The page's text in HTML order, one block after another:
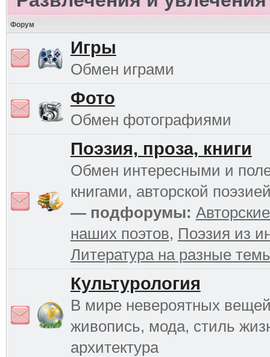
Форум
Игры
Обмен играми
Фото
Обмен фотографиями
Поэзия, проза, книги
Обмен интересными и
книгами, авторской
— подфорумы:
наших поэтов, Поэзия из
Литература на разные
Культурология
В мире невероятных
живопись, мода, стиль
архитектура